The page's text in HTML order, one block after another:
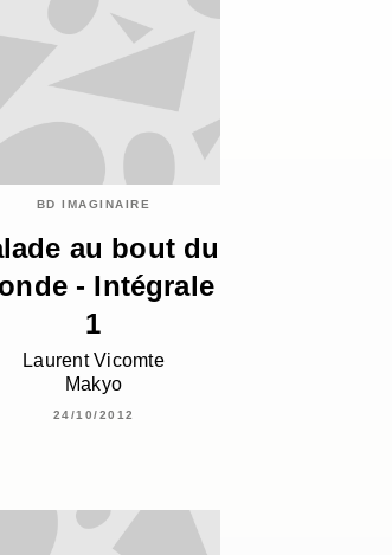
BD IMAGINAIRE
au bout du
- Intégrale
1
Laurent Vicomte
Makyo
24/10/2012